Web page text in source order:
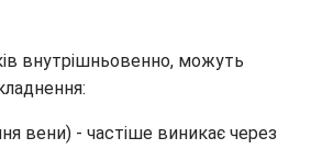
внутрішньовенно, можуть
вени) - частіше виникає через